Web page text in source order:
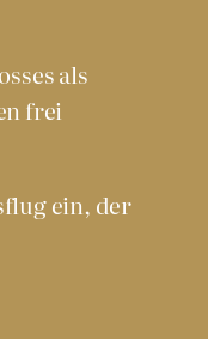
als
frei
ein, der